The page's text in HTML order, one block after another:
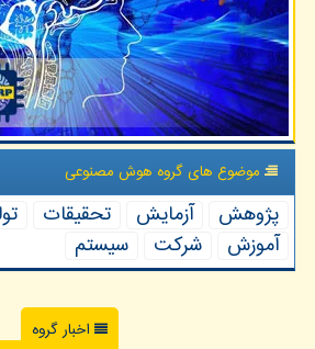
موضوع های گروه هوش مصنوعی
پژوهش آزمایش تحقیقات
آموزش
شركت سیستم
اخبار گروه